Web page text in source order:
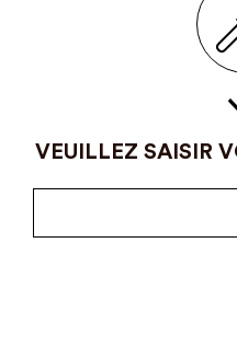
VEUILLEZ SAISIR